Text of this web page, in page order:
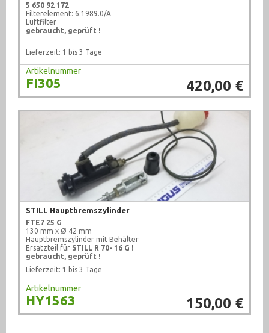
5 650 92 172
Filterelement: 6.1989.0/A
Luftfilter
gebraucht, geprüft !
Lieferzeit: 1 bis 3 Tage
Artikelnummer
FI305 420,00 €
STILL Hauptbremszylinder
FTE7 25 G
130 mm x Ø 42 mm
Hauptbremszylinder mit Behälter
Ersatzteil für STILL R 70- 16 G !
gebraucht, geprüft !
Lieferzeit: 1 bis 3 Tage
Artikelnummer
HY1563 150,00 €